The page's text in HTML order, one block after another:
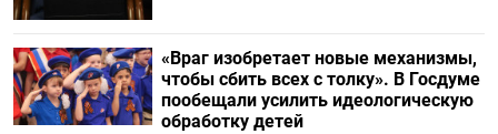
«Враг изобретает новые механизмы,
чтобы сбить всех с толку». В Госдуме
пообещали усилить идеологическую
обработку детей